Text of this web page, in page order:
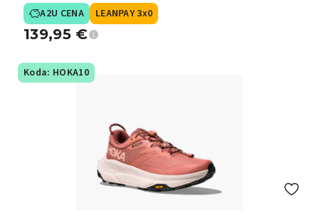
A2U CENA LEANPAY 3x0
139,95 €
Koda: HOKA10